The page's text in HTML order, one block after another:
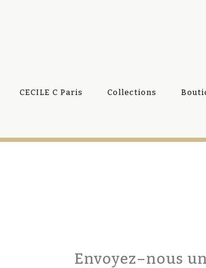
CECILE C Paris Collections
Envoyez–nous